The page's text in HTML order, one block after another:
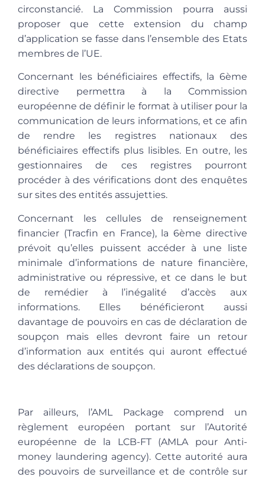
circonstancié. La Commission pourra aussi
proposer que cette extension du champ
d’application se fasse dans l’ensemble des Etats
membres de l’UE.
Concernant les bénéficiaires effectifs, la 6ème
directive permettra à la Commission
européenne de définir le format à utiliser pour la
communication de leurs informations, et ce afin
de rendre les registres nationaux des
bénéficiaires effectifs plus lisibles. En outre, les
gestionnaires de ces registres pourront
procéder à des vérifications dont des enquêtes
sur sites des entités assujetties.
Concernant les cellules de renseignement
financier (Tracfin en France), la 6ème directive
prévoit qu’elles puissent accéder à une liste
minimale d’informations de nature financière,
administrative ou répressive, et ce dans le but
de remédier à l’inégalité d’accès aux
informations. Elles bénéficieront aussi
davantage de pouvoirs en cas de déclaration de
soupçon mais elles devront faire un retour
d’information aux entités qui auront effectué
des déclarations de soupçon.
Par ailleurs, l’AML Package comprend un
règlement européen portant sur l’Autorité
européenne de la LCB-FT (AMLA pour Anti-
money laundering agency). Cette autorité aura
des pouvoirs de surveillance et de contrôle sur